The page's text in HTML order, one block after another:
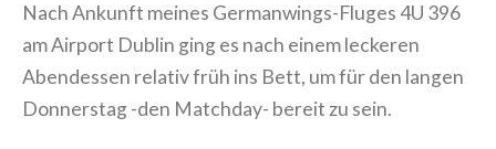
Nach Ankunft meines Germanwings-Fluges 4U 396
am Airport Dublin ging es nach einem leckeren
Abendessen relativ früh ins Bett, um für den langen
Donnerstag -den Matchday- bereit zu sein.